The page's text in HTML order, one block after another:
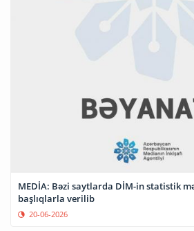
MEDİA: Bəzi saytlarda DİM-in statistik
başlıqlarla verilib
20-06-2026